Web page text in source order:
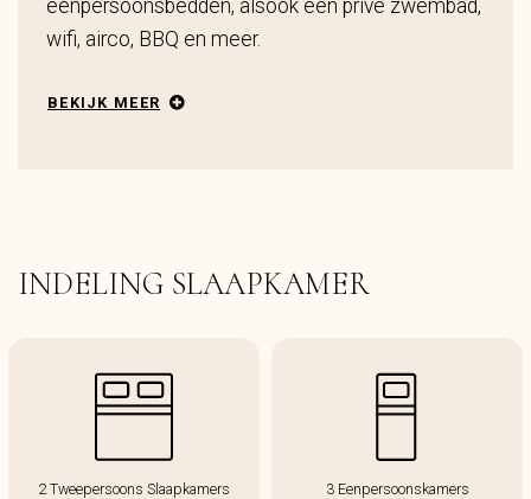
eenpersoonsbedden, alsook een privé zwembad,
wifi, airco, BBQ en meer.
BEKIJK MEER
INDELING SLAAPKAMER
2 Tweepersoons Slaapkamers 3 Eenpersoonskamers